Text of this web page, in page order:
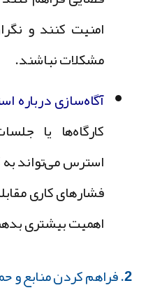
امنیت کنند و
مشکلات نباشند.
آگاه‌سازی درباره
کارگاه‌ها یا
استرس می‌تواند به
فشارهای کاری
اهمیت بیشتری بدهند.